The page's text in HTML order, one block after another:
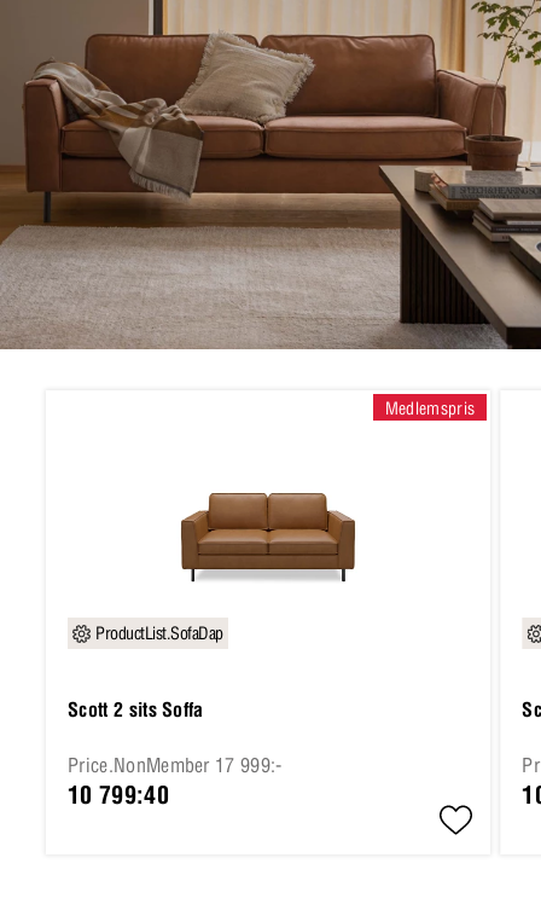
Medlemspris
ProductList.SofaDap
Scott 2 sits Soffa
Price.NonMember 17 999:-
10 799:40